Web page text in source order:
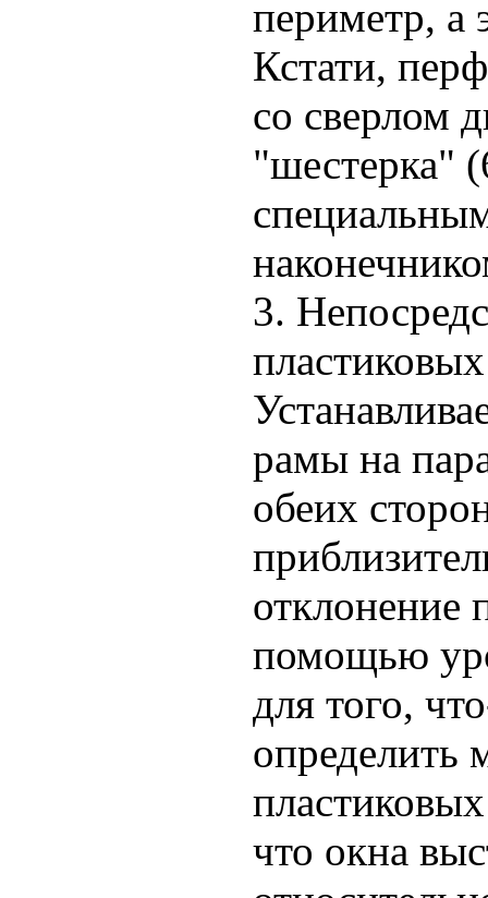
периметр, а
Кстати,
со сверлом
"шестерка"
3.
рамы на
обеих
отклонение
помощью
для того,
определить
что окна